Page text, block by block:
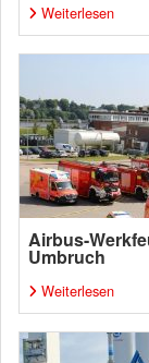
Weiterlesen
Airbus-
Umbruch
Weiterlesen